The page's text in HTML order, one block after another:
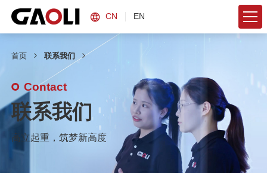
CN EN
首页 联系我们
Contact
联系我们
高立起重，筑梦新高度